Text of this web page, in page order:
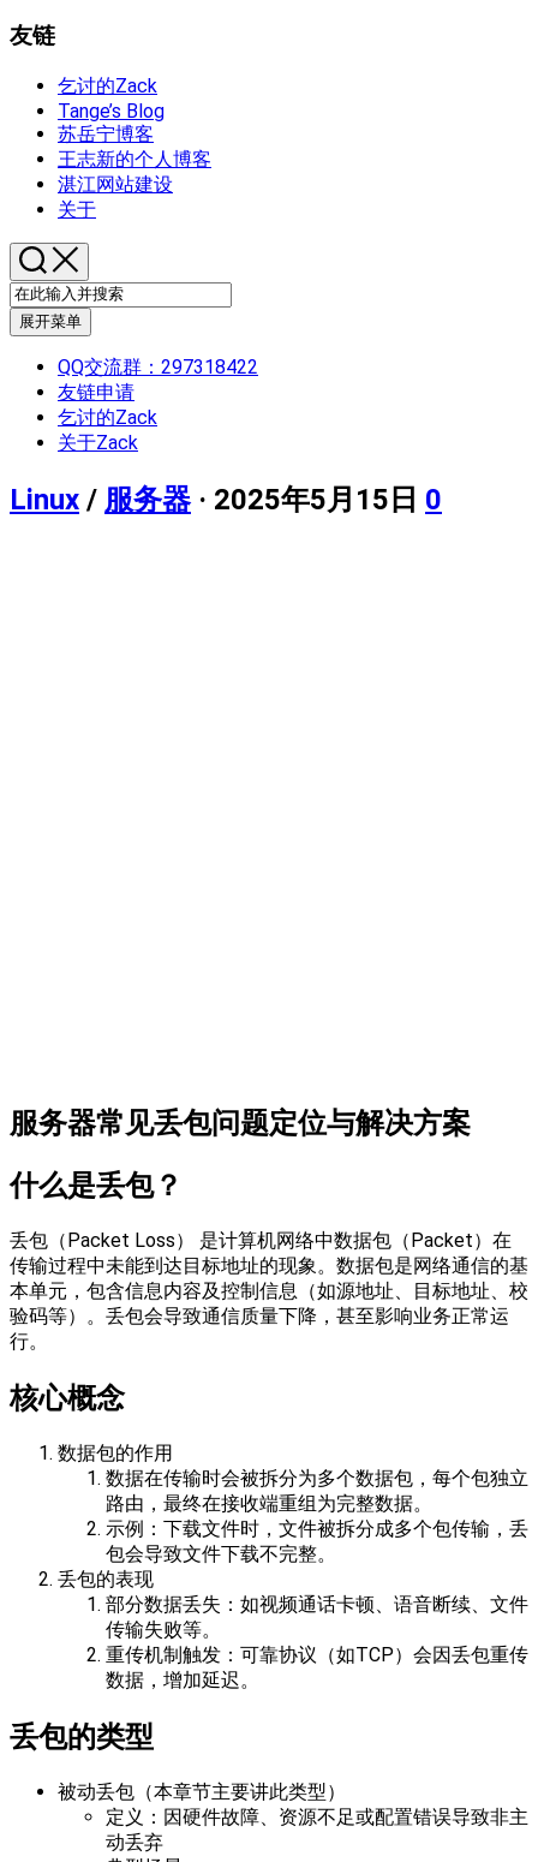
友链
乞讨的Zack
Tange’s Blog
苏岳宁博客
王志新的个人博客
湛江网站建设
关于
展开菜单
QQ交流群：297318422
友链申请
乞讨的Zack
关于Zack
Linux / 服务器· 2025年5月15日 0
服务器常见丢包问题定位与解决方案
什么是丢包？
​​丢包（Packet Loss）​​ 是计算机网络中数据包（Packet）在
传输过程中未能到达目标地址的现象。数据包是网络通信的基
本单元，包含信息内容及控制信息（如源地址、目标地址、校
验码等）。丢包会导致通信质量下降，甚至影响业务正常运
行。
核心概念​​
​​数据包的作用​​
数据在传输时会被拆分为多个数据包，每个包独立
路由，最终在接收端重组为完整数据。
示例：下载文件时，文件被拆分成多个包传输，丢
包会导致文件下载不完整。
​​丢包的表现​​
​​部分数据丢失​​：如视频通话卡顿、语音断续、文件
传输失败等。
​​重传机制触发​​：可靠协议（如TCP）会因丢包重传
数据，增加延迟。
丢包的类型
被动丢包（本章节主要讲此类型）
定义：因硬件故障、资源不足或配置错误导致非主
动丢弃